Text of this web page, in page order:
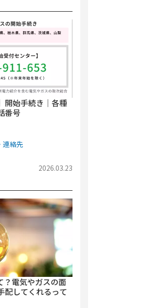
開始手続き｜各種
番号
連絡先
2026.03.23
電気やガスの面
配してくれるって